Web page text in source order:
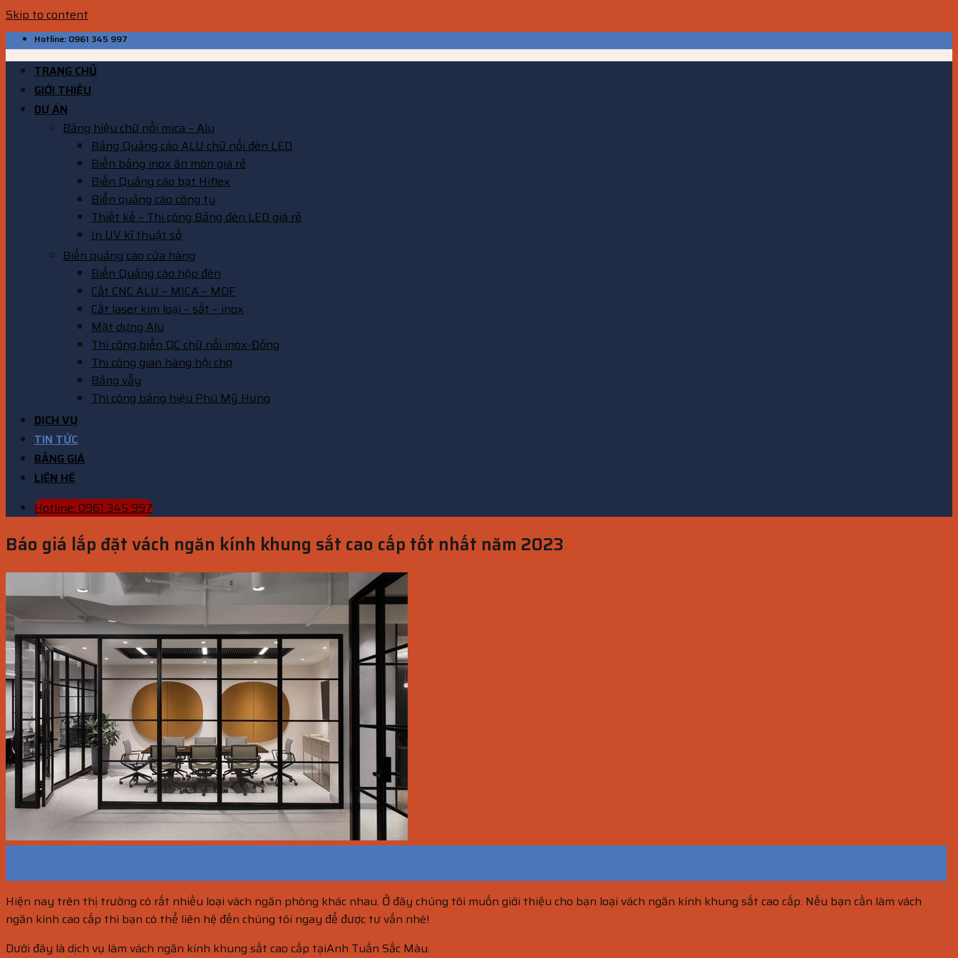
Skip to content
Hotline: 0961 345 997
TRANG CHỦ
GIỚI THIỆU
DỰ ÁN
Bảng hiệu chữ nổi mica – Alu
Bảng Quảng cáo ALU chữ nổi đèn LED
Biển bảng inox ăn mòn giá rẻ
Biển Quảng cáo bạt Hiflex
Biển quảng cáo công ty
Thiết kế – Thi công Bảng đèn LED giá rẻ
In UV kĩ thuật số
Biển quảng cáo cửa hàng
Biển Quảng cáo hộp đèn
Cắt CNC ALU – MICA – MDF
Cắt laser kim loại – sắt – inox
Mặt dựng Alu
Thi công biển QC chữ nổi inox-Đồng
Thi công gian hàng hội chợ
Bảng vẫy
Thi công bảng hiệu Phú Mỹ Hưng
DỊCH VỤ
TIN TỨC
BẢNG GIÁ
LIÊN HỆ
Hotline: 0961 345 997
Báo giá lắp đặt vách ngăn kính khung sắt cao cấp tốt nhất năm 2023
Hiện nay trên thị trường có rất nhiều loại vách ngăn phòng khác nhau. Ở đây chúng tôi muốn giới thiệu cho bạn loại vách ngăn kính khung sắt cao cấp. Nếu bạn cần làm vách
ngăn kính cao cấp thì bạn có thể liên hệ đến chúng tôi ngay để được tư vấn nhé!
Dưới đây là dịch vụ làm vách ngăn kính khung sắt cao cấp tạiAnh Tuấn Sắc Màu.